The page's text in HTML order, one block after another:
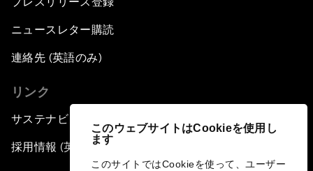
このウェブサイトはCookieを使用し
ます
このサイトではCookieを使って、ユーザー
ニュースレター購読
連絡先 (英語のみ)
リンク
サステナビリティへの取り組み
採用情報 (英語のみ)